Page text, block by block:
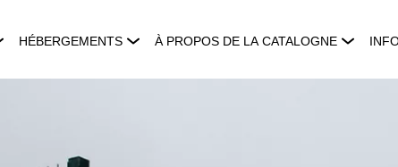
HÉBERGEMENTS À PROPOS DE LA CATALOGNE